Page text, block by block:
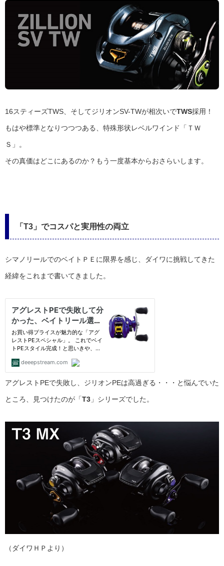
16スティーズTWS、そしてジリオンSV-TWが相次いでTWS採用！
もはや標準となりつつつある、特殊形状レベルワインド「ＴＷ
Ｓ」。
その真価はどこにあるのか？もう一度基本からおさらいします。
「T3」でコスパと実用性の両立
シマノリールでのベイトＰＥに限界を感じ、ダイワに挑戦してきた
経緯をこれまで書いてきました。
アグレストPEで失敗し、ジリオンPEは高過ぎる・・・と悩んでいた
ところ、見つけたのが「T3 」シリーズでした。
（ダイワＨＰより）